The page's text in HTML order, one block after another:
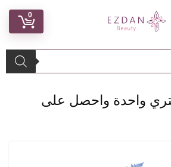
0
واحدة واحصل على